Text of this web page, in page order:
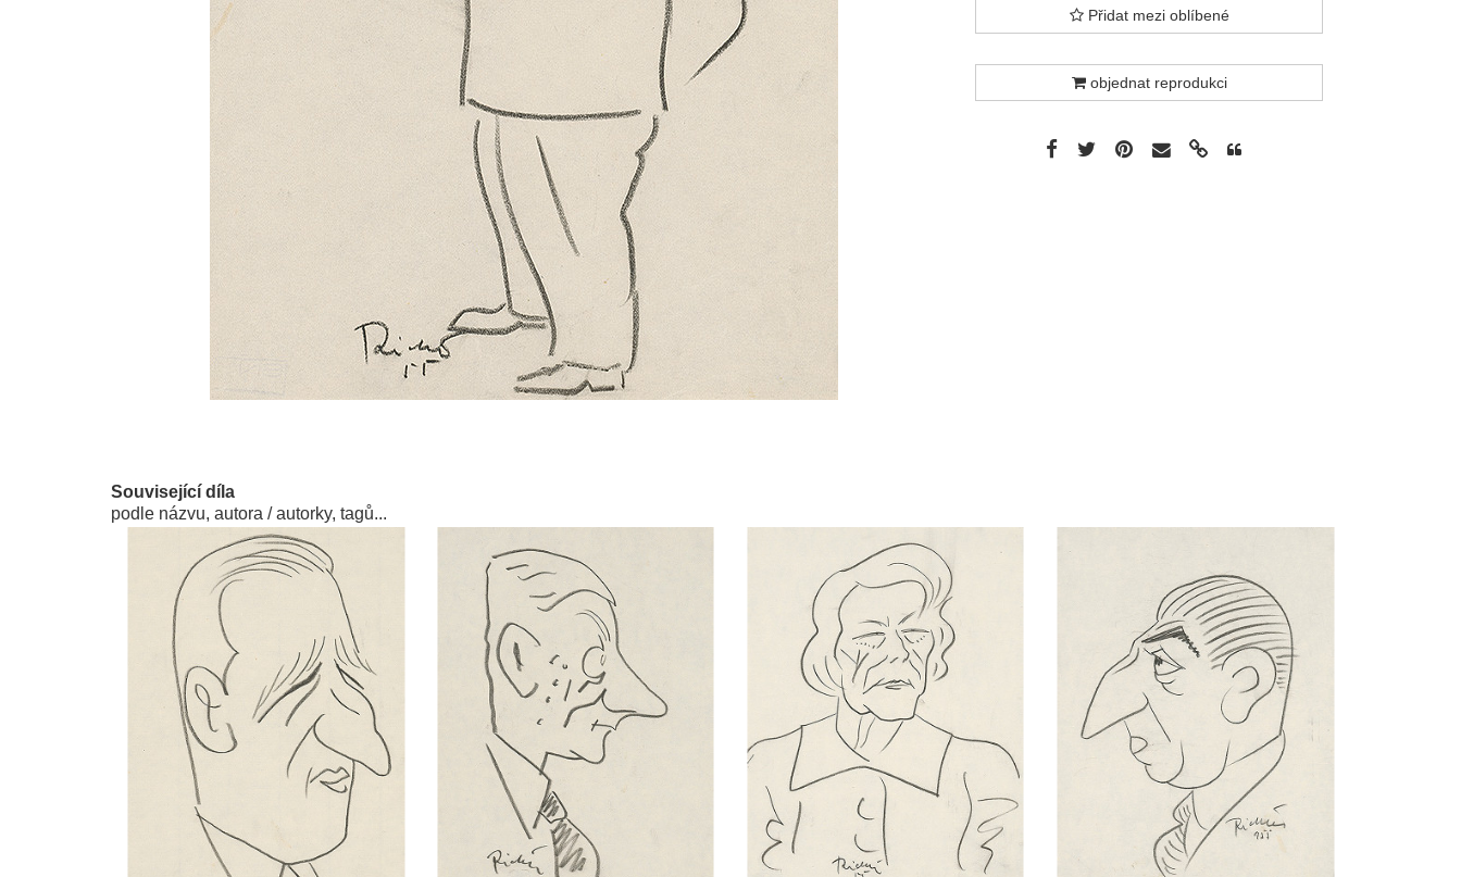
Přidat mezi oblíbené
objednat reprodukci
Související díla
podle názvu, autora / autorky, tagů...